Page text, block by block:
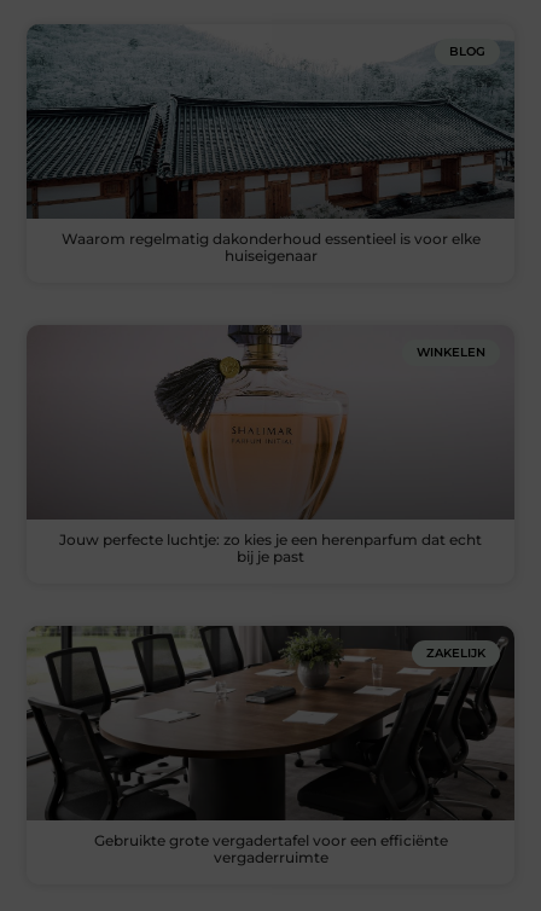
BLOG
Waarom regelmatig dakonderhoud essentieel is voor elke
huiseigenaar
WINKELEN
Jouw perfecte luchtje: zo kies je een herenparfum dat echt
bij je past
ZAKELIJK
Gebruikte grote vergadertafel voor een efficiënte
vergaderruimte